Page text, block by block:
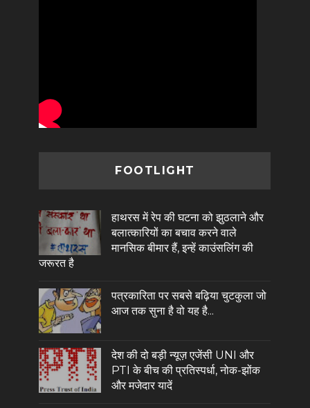
FOOTLIGHT
हाथरस में रेप की घटना को झुठलाने और
बलात्कारियों का बचाव करने वाले
मानसिक बीमार हैं, इन्हें काउंसलिंग की
जरूरत है
पत्रकारिता पर सबसे बढ़िया चुटकुला जो
आज तक सुना है वो यह है...
देश की दो बड़ी न्यूज़ एजेंसी UNI और
PTI के बीच की प्रतिस्पर्धा, नोक-झोंक
और मजेदार यादें